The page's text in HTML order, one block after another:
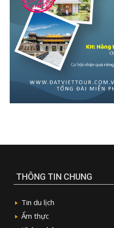
THÔNG TIN CHUNG
Tin du lịch
Ẩm thực